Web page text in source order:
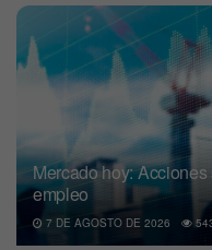
Mercado hoy:
empleo
7 DE AGOSTO DE 2026